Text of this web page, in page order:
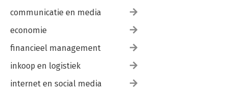
communicatie en media
economie
financieel management
inkoop en logistiek
internet en social media